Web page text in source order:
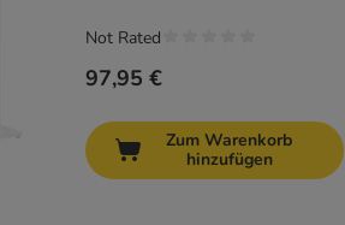
97,95 €
Not Rated
Zum Warenkorb
hinzufügen